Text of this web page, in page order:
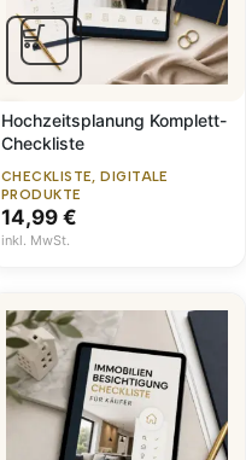
Hochzeitsplanung Komplett-
Checkliste
CHECKLISTE, DIGITALE
PRODUKTE
14,99 €
inkl. MwSt.